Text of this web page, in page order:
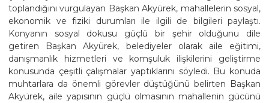
toplandığını vurgulayan Başkan Akyürek, mahallelerin sosyal,
ekonomik ve fiziki durumları ile ilgili de bilgileri paylaştı.
Konyanın sosyal dokusu güçlü bir şehir olduğunu dile
getiren Başkan Akyürek, belediyeler olarak aile eğitimi,
danışmanlık hizmetleri ve komşuluk ilişkilerini geliştirme
konusunda çeşitli çalışmalar yaptıklarını söyledi. Bu konuda
muhtarlara da önemli görevler düştüğünü belirten Başkan
Akyürek, aile yapısının güçlü olmasının mahallenin gücünü